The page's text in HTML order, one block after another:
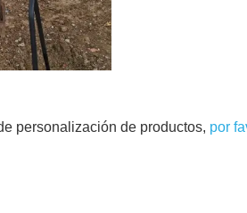
personalización de productos, por